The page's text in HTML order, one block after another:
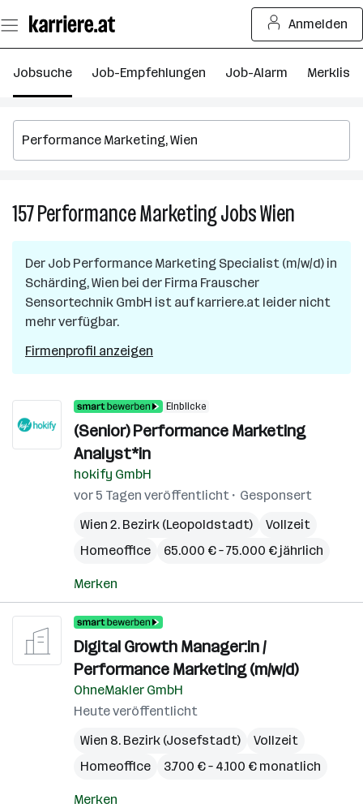
Seiteninhalt
springen
Anmelden
Jobsuche Job-Empfehlungen Job-Alarm Merkliste
157Performance MarketingJobsWien
Marketing
Jobs
Wien
Der Job Performance Marketing Specialist (m/w/d) in
Schärding, Wien bei der Firma Frauscher
Sensortechnik GmbH ist auf karriere.at leider nicht
mehr verfügbar.
Firmenprofil anzeigen
Einblicke
(Senior) Performance Marketing
Analyst*in
hokify GmbH
vor 5 Tagen veröffentlicht
Gesponsert
Wien 2. Bezirk (Leopoldstadt)
Vollzeit
Homeoffice
65.000 € – 75.000 € jährlich
Merken
Digital Growth Manager:in /
Performance Marketing (m/w/d)
OhneMakler GmbH
Heute veröffentlicht
Wien 8. Bezirk (Josefstadt)
Vollzeit
Homeoffice
3.700 € – 4.100 € monatlich
Merken